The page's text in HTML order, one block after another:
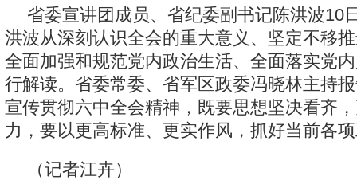
省委宣讲团成员、省纪委副书记陈洪波10
洪波从深刻认识全会的重大意义、坚定不移
全面加强和规范党内政治生活、全面落实党
行解读。省委常委、省军区政委冯晓林主持
宣传贯彻六中全会精神，既要思想坚决看齐
力，要以更高标准、更实作风，抓好当前各
（记者江卉）